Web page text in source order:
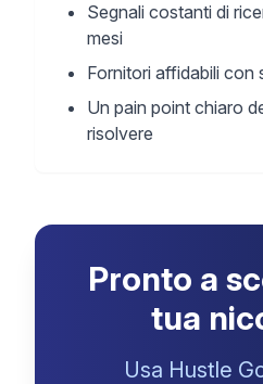
Segnali costanti di
mesi
Fornitori affidabili con
Un pain point chiaro
risolvere
Pronto a
tua
Usa Hustle